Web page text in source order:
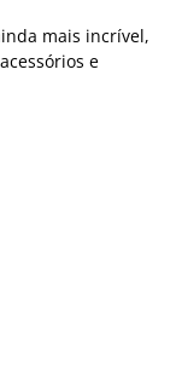
mais incrível,
e